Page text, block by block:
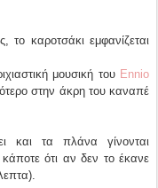
το καροτσάκι εμφανίζεται
μουσική του Ennio
στην άκρη του καναπέ
και τα πλάνα γίνονται
κάποτε ότι αν δεν το έκανε